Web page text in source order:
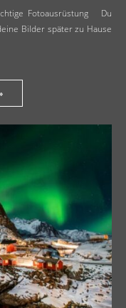
Bilder später zu Hause